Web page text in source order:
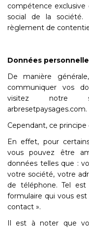
compétence
social de la société.
règlement de
Données
De manière
communiquer vos
visitez notre
arbresetpaysages.com.
Cependant, ce
En effet, pour
vous pouvez être
données telles que :
votre société, votre
de téléphone. Tel
formulaire qui vous
contact ».
Il est à noter que